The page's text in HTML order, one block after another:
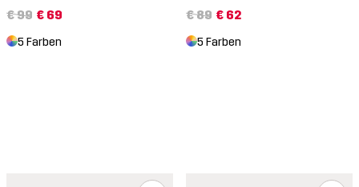
€ 99 € 69
5 Farben
€ 89 € 62
5 Farben